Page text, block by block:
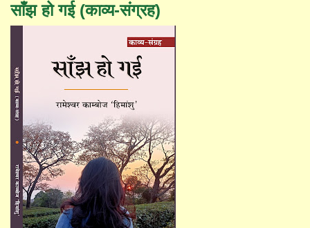
साँझ हो गई (काव्य-संग्रह)